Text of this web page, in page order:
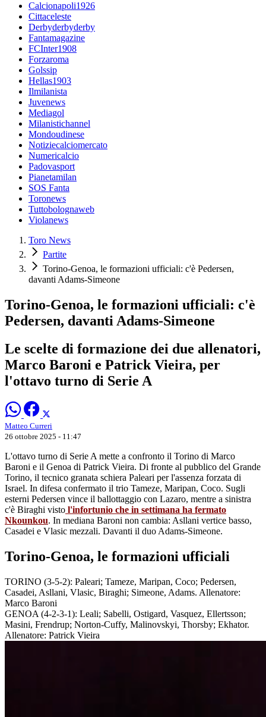
Calcionapoli1926
Cittaceleste
Derbyderbyderby
Fantamagazine
FCInter1908
Forzaroma
Golssip
Hellas1903
Ilmilanista
Juvenews
Mediagol
Milanistichannel
Mondoudinese
Notiziecalciomercato
Numericalcio
Padovasport
Pianetamilan
SOS Fanta
Toronews
Tuttobolognaweb
Violanews
Toro News
Partite
Torino-Genoa, le formazioni ufficiali: c'è Pedersen,
davanti Adams-Simeone
Torino-Genoa, le formazioni ufficiali: c'è
Pedersen, davanti Adams-Simeone
Le scelte di formazione dei due allenatori,
Marco Baroni e Patrick Vieira, per
l'ottavo turno di Serie A
Matteo Curreri
26 ottobre 2025 - 11:47
L'ottavo turno di Serie A mette a confronto il Torino di Marco
Baroni e il Genoa di Patrick Vieira. Di fronte al pubblico del Grande
Torino, il tecnico granata schiera Paleari per l'assenza forzata di
Israel. In difesa confermato il trio Tameze, Maripan, Coco. Sugli
esterni Pedersen vince il ballottaggio con Lazaro, mentre a sinistra
c'è Biraghi visto l'infortunio che in settimana ha fermato
Nkounkou. In mediana Baroni non cambia: Asllani vertice basso,
Casadei e Vlasic mezzali. Davanti il duo Adams-Simeone.
Torino-Genoa, le formazioni ufficiali
TORINO (3-5-2): Paleari; Tameze, Maripan, Coco; Pedersen,
Casadei, Asllani, Vlasic, Biraghi; Simeone, Adams. Allenatore:
Marco Baroni
GENOA (4-2-3-1): Leali; Sabelli, Ostigard, Vasquez, Ellertsson;
Masini, Frendrup; Norton-Cuffy, Malinovskyi, Thorsby; Ekhator.
Allenatore: Patrick Vieira